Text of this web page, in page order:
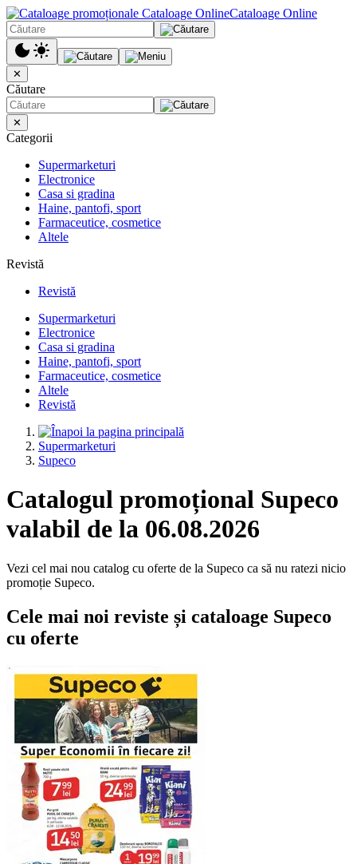
Cataloage Online
✕
Căutare
✕
Categorii
Supermarketuri
Electronice
Casa si gradina
Haine, pantofi, sport
Farmaceutice, cosmetice
Altele
Revistă
Revistă
Supermarketuri
Electronice
Casa si gradina
Haine, pantofi, sport
Farmaceutice, cosmetice
Altele
Revistă
Supermarketuri
Supeco
Catalogul promoțional Supeco
valabil de la 06.08.2026
Vezi cel mai nou catalog cu oferte de la Supeco ca să nu ratezi nicio
promoție Supeco.
Cele mai noi reviste și cataloage Supeco
cu oferte